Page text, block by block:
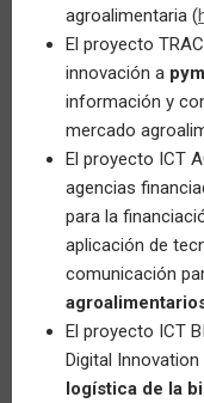
agroalimentaria (
El proyecto
innovación a
información y
mercado
El proyecto ICT
agencias
para la
aplicación de
comunicación
El proyecto ICT
Digital
logística de la